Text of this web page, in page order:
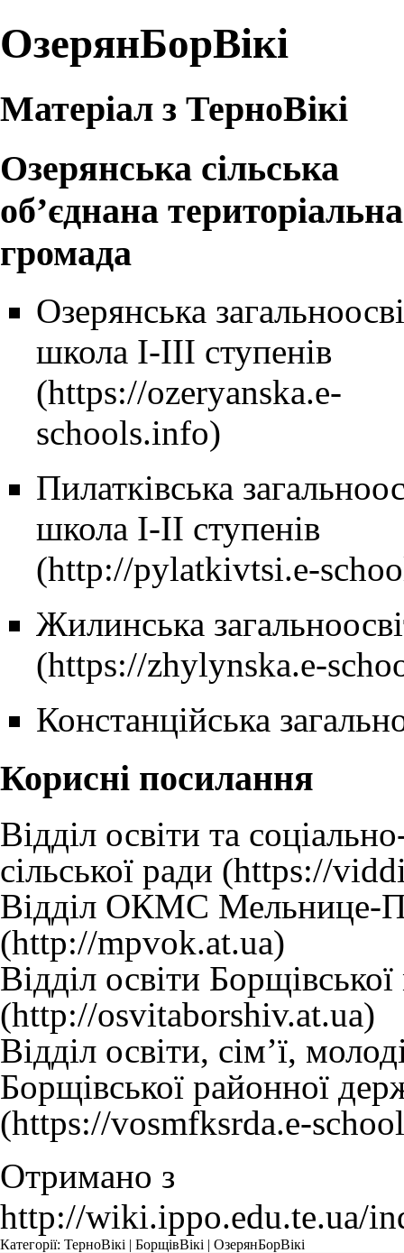
ОзерянБорВікі
Матеріал з ТерноВікі
Озерянська сільська
об’єднана територіальна
громада
Озерянська
школа І-ІІІ ступенів
Пилатківська
школа І-ІІ ступенів
Жилинська
Констанційська
Корисні посилання
Відділ освіти та
сільської ради
Відділ ОКМС Мельнице-
Відділ освіти
Відділ освіти, сім’ї,
Борщівської районної
Отримано з
http://wiki.ippo.edu.te.ua/
Категорії: ТерноВікі | БорщівВікі | ОзерянБорВікі